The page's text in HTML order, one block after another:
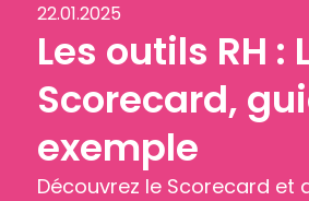
22.01.2025
Les outils RH :
Scorecard,
exemple
Découvrez le Scorecard et